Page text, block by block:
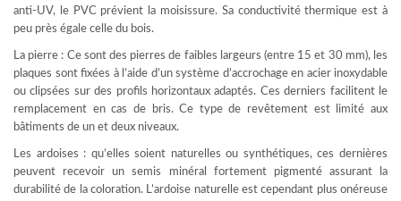
anti-UV, le PVC prévient la moisissure. Sa conductivité thermique est à
peu près égale celle du bois.
La pierre : Ce sont des pierres de faibles largeurs (entre 15 et 30 mm), les
plaques sont fixées à l’aide d’un système d’accrochage en acier inoxydable
ou clipsées sur des profils horizontaux adaptés. Ces derniers facilitent le
remplacement en cas de bris. Ce type de revêtement est limité aux
bâtiments de un et deux niveaux.
Les ardoises : qu’elles soient naturelles ou synthétiques, ces dernières
peuvent recevoir un semis minéral fortement pigmenté assurant la
durabilité de la coloration. L’ardoise naturelle est cependant plus onéreuse